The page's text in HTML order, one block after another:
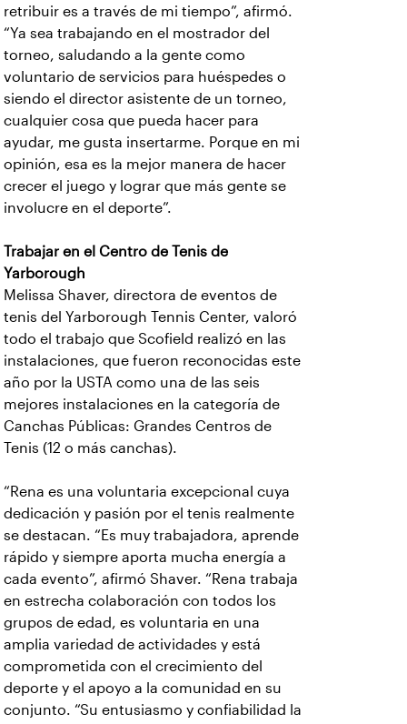
retribuir es a través de mi tiempo”, afirmó.
“Ya sea trabajando en el mostrador del
torneo, saludando a la gente como
voluntario de servicios para huéspedes o
siendo el director asistente de un torneo,
cualquier cosa que pueda hacer para
ayudar, me gusta insertarme. Porque en mi
opinión, esa es la mejor manera de hacer
crecer el juego y lograr que más gente se
involucre en el deporte”.
Trabajar en el Centro de Tenis de
Yarborough
Melissa Shaver, directora de eventos de
tenis del Yarborough Tennis Center, valoró
todo el trabajo que Scofield realizó en las
instalaciones, que fueron reconocidas este
año por la USTA como una de las seis
mejores instalaciones en la categoría de
Canchas Públicas: Grandes Centros de
Tenis (12 o más canchas).
“Rena es una voluntaria excepcional cuya
dedicación y pasión por el tenis realmente
se destacan. “Es muy trabajadora, aprende
rápido y siempre aporta mucha energía a
cada evento”, afirmó Shaver. “Rena trabaja
en estrecha colaboración con todos los
grupos de edad, es voluntaria en una
amplia variedad de actividades y está
comprometida con el crecimiento del
deporte y el apoyo a la comunidad en su
conjunto. “Su entusiasmo y confiabilidad la